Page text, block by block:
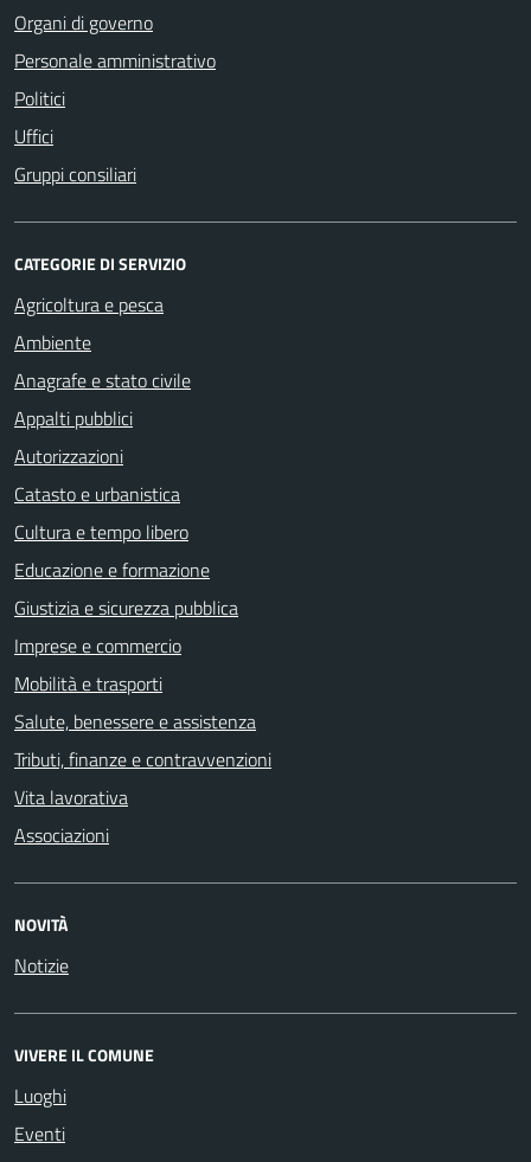
Organi di governo
Personale amministrativo
Politici
Uffici
Gruppi consiliari
CATEGORIE DI SERVIZIO
Agricoltura e pesca
Ambiente
Anagrafe e stato civile
Appalti pubblici
Autorizzazioni
Catasto e urbanistica
Cultura e tempo libero
Educazione e formazione
Giustizia e sicurezza pubblica
Imprese e commercio
Mobilità e trasporti
Salute, benessere e assistenza
Tributi, finanze e contravvenzioni
Vita lavorativa
Associazioni
NOVITÀ
Notizie
VIVERE IL COMUNE
Luoghi
Eventi